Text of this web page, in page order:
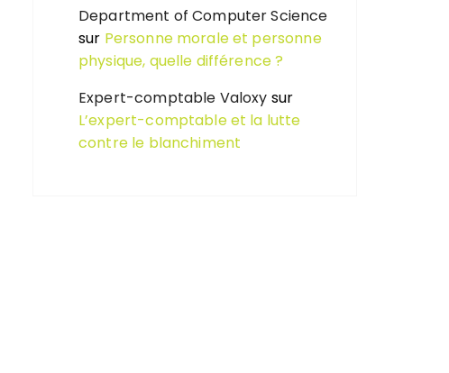
Department of Computer Science
sur Personne morale et personne
physique, quelle différence ?
Expert-comptable Valoxy sur
L’expert-comptable et la lutte
contre le blanchiment